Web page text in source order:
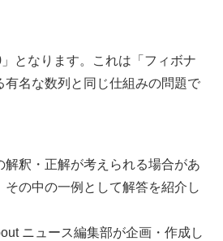
となります。これは「フィボナ
有名な数列と同じ仕組みの問題で
釈・正解が考えられる場合があ
その中の一例として解答を紹介し
ニュース編集部が企画・作成し